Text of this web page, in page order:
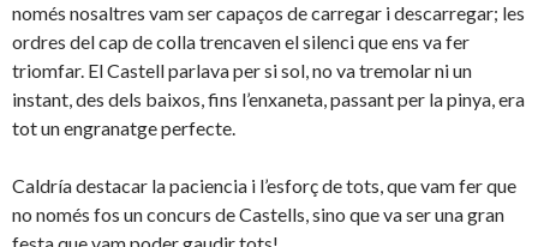
només nosaltres vam ser capaços de carregar i descarregar; les
ordres del cap de colla trencaven el silenci que ens va fer
triomfar. El Castell parlava per si sol, no va tremolar ni un
instant, des dels baixos, fins l’enxaneta, passant per la pinya, era
tot un engranatge perfecte.
Caldría destacar la paciencia i l’esforç de tots, que vam fer que
no només fos un concurs de Castells, sino que va ser una gran